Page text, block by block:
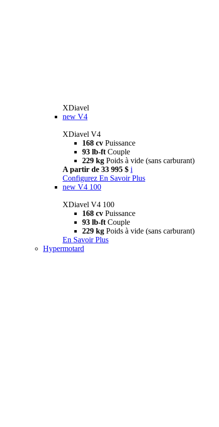
XDiavel
new V4
XDiavel V4
168 cv Puissance
93 lb-ft Couple
229 kg Poids à vide (sans carburant)
A partir de 33 995 $ i
Configurez En Savoir Plus
new V4 100
XDiavel V4 100
168 cv Puissance
93 lb-ft Couple
229 kg Poids à vide (sans carburant)
En Savoir Plus
Hypermotard